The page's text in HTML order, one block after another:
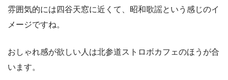
雰囲気的には四谷天窓に近くて、昭和歌謡という感じのイ
メージですね。
おしゃれ感が欲しい人は北参道ストロボカフェのほうが合
います。